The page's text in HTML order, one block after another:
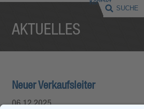
Kontakt
AKTUELLES
Neuer Verkaufsleiter
06.12.2025